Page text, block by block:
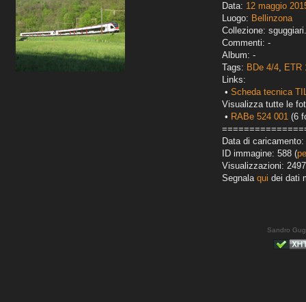
Data: 12 maggio
Luogo: Bellinzona
Collezione:
Commenti: -
Album: -
Tags: BDe 4/4, ETR
Links:
• Scheda tecnica
Visualizza tutte le
• RABe 524 001 (6
Data di caricamento:
ID immagine: 588 (
Visualizzazioni: 2497
Segnala qui dei dati
Sandro